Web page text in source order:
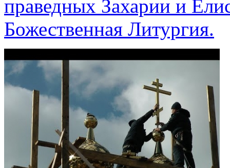
праведных Захарии и
Божественная Литургия.